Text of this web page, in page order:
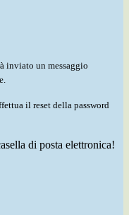
inviato un messaggio
il reset della password
di posta elettronica!